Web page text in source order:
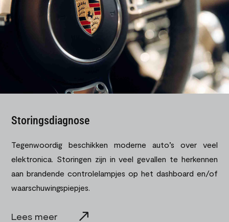
Storingsdiagnose
Tegenwoordig beschikken moderne auto’s over veel
elektronica. Storingen zijn in veel gevallen te herkennen
aan brandende controlelampjes op het dashboard en/of
waarschuwingspiepjes.
Lees meer